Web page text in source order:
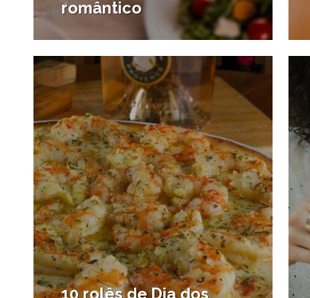
romântico
5/06/2019
10 rolês de Dia dos